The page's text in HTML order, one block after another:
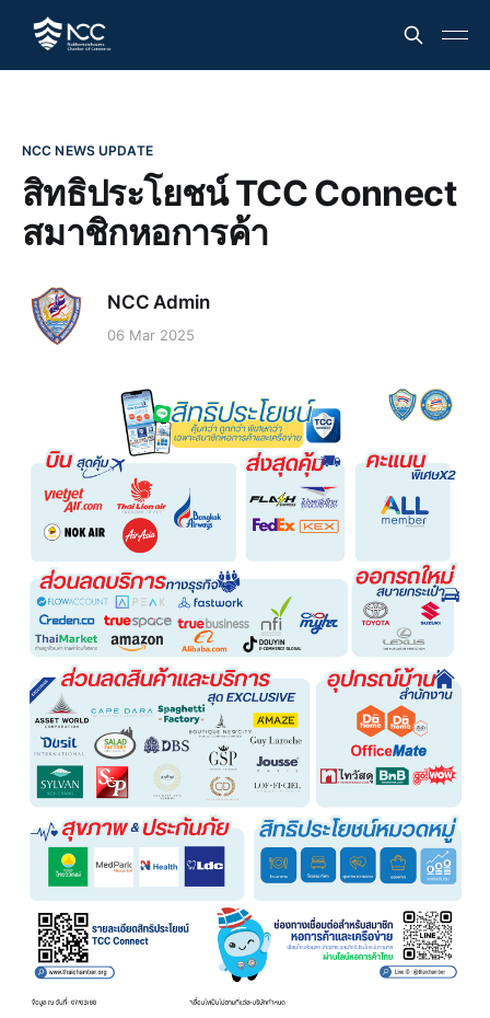
NCC NEWS UPDATE
สิทธิประโยชน์ TCC Connect
สมาชิกหอการค้า
NCC Admin
06 Mar 2025